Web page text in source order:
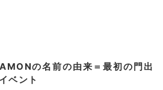
の名前の由来＝最初の門出
ベント